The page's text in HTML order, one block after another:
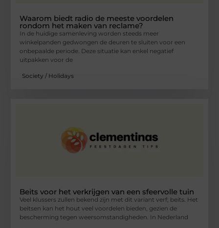
Waarom biedt radio de meeste voordelen
rondom het maken van reclame?
In de huidige samenleving worden steeds meer
winkelpanden gedwongen de deuren te sluiten voor een
onbepaalde periode. Deze situatie kan enkel negatief
uitpakken voor de
Society / Holidays
Beits voor het verkrijgen van een sfeervolle tuin
Veel klussers zullen bekend zijn met dit variant verf; beits. Het
beitsen kan het hout veel voordelen bieden, gezien de
bescherming tegen weersomstandigheden. In Nederland